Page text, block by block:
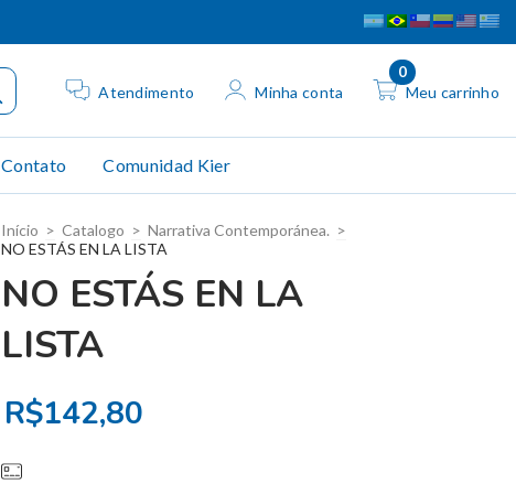
Atendimento Minha conta Meu carrinho
0
Contato Comunidad Kier
Início > Catalogo > Narrativa Contemporánea. >
NO ESTÁS EN LA LISTA
NO ESTÁS EN LA
LISTA
R$142,80